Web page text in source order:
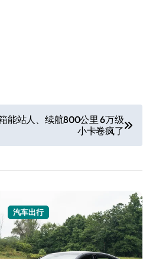
能站人、续航800公里 6万级
小卡卷疯了
汽车出行